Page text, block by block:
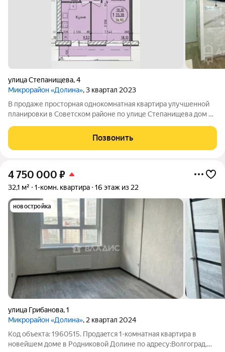
улица Степанищева,4
Микрорайон «Долина», 3 квартал 2023
В продаже просторная однокомнатная квартира улучшенной
планировки в Советском районе по улице Степанищева дом 4.
Грибанова, Курсекова, Добрушина. Дом монолитно-
кирпичный 2023 года постройки.
Позвонить
4 750 000 ₽
32,1 м² 1-комн. квартира 16 этаж из 22
новостройка
улица Грибанова,1
Микрорайон «Долина», 2 квартал 2024
Код объекта: 1960515. Продаeтся 1-комнатная квартиpа в
новейшем доме в Рoдникoвой Долине по адресу:Волгоград,